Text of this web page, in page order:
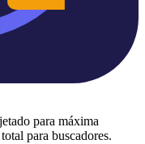
para máxima
para buscadores.